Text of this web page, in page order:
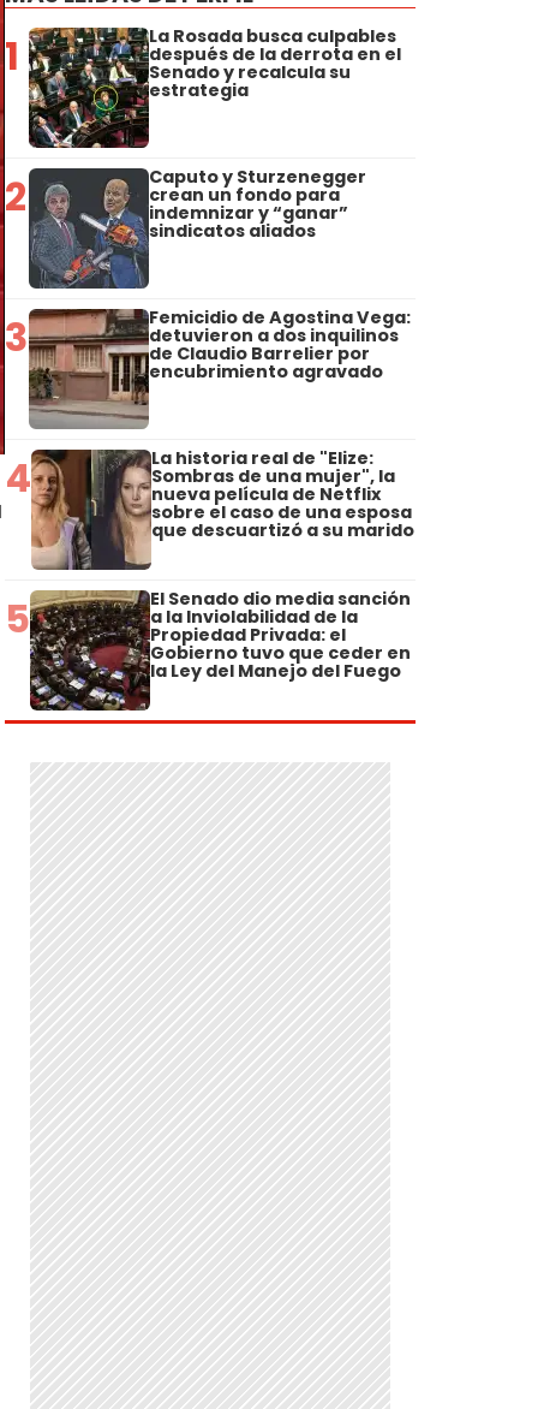
1 La Rosada busca culpables
después de la derrota en el
Senado y recalcula su
estrategia
2 Caputo y Sturzenegger
crean un fondo para
indemnizar y “ganar”
sindicatos aliados
3 Femicidio de Agostina Vega:
detuvieron a dos inquilinos
de Claudio Barrelier por
encubrimiento agravado
4 La historia real de "Elize:
Sombras de una mujer", la
nueva película de Netflix
sobre el caso de una esposa
que descuartizó a su marido
5 El Senado dio media sanción
a la Inviolabilidad de la
Propiedad Privada: el
Gobierno tuvo que ceder en
la Ley del Manejo del Fuego